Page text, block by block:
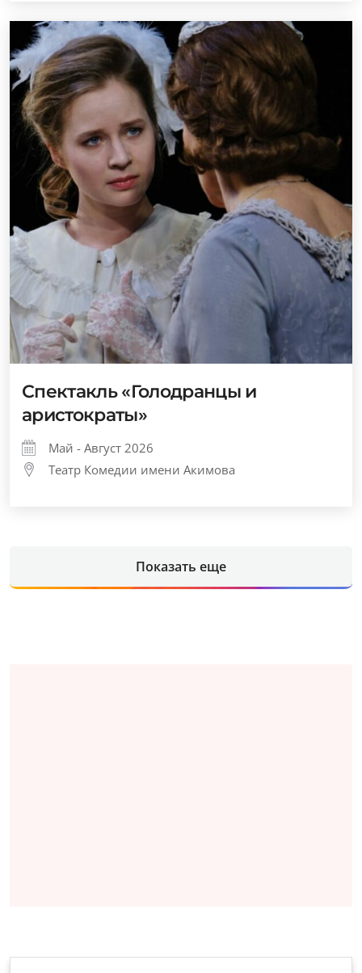
Спектакль «Голодранцы и
аристократы»
Май - Август 2026
Театр Комедии имени Акимова
Показать еще